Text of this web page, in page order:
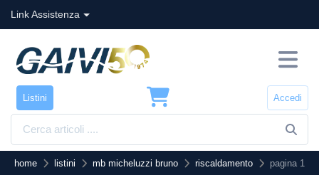
Link Assistenza
Listini Accedi
home listini mb micheluzzi bruno riscaldamento pagina 1